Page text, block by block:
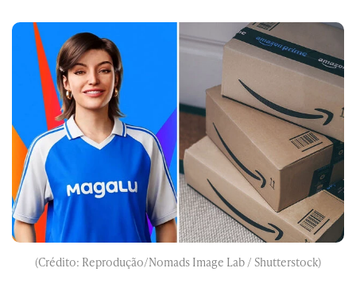
(Crédito: Reprodução/Nomads Image Lab / Shutterstock)